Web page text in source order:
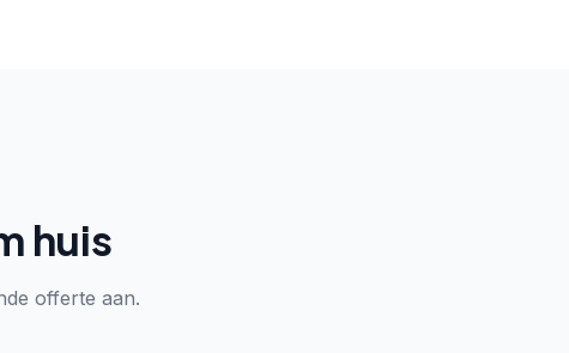
huis
offerte aan.